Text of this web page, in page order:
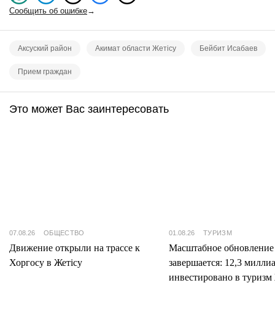
Сообщить об ошибке→
Аксуский район Акимат области Жетісу Бейбит Исабаев
Прием граждан
Это может Вас заинтересовать
07.08.26 ОБЩЕСТВО
Движение открыли на трассе к
Хоргосу в Жетісу
01.08.26 ТУРИЗМ
Масштабное
завершается: 12,3
инвестировано в туризм